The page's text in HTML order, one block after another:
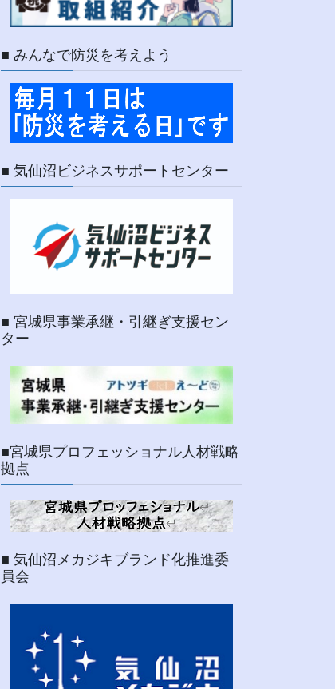
■ みんなで防災を考えよう
■ 気仙沼ビジネスサポートセンター
■ 宮城県事業承継・引継ぎ支援セン
ター
■宮城県プロフェッショナル人材戦略
拠点
■ 気仙沼メカジキブランド化推進委
員会